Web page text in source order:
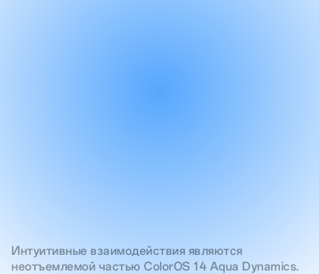
Интуитивные взаимодействия являются
неотъемлемой частью ColorOS 14 Aqua Dynamics.